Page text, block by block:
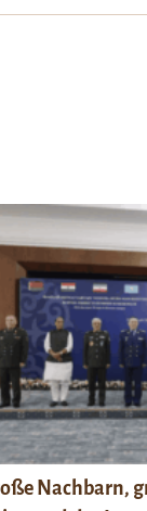
Nachbarn,